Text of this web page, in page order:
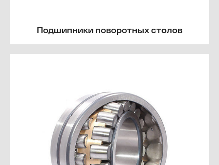
Подшипники поворотных столов